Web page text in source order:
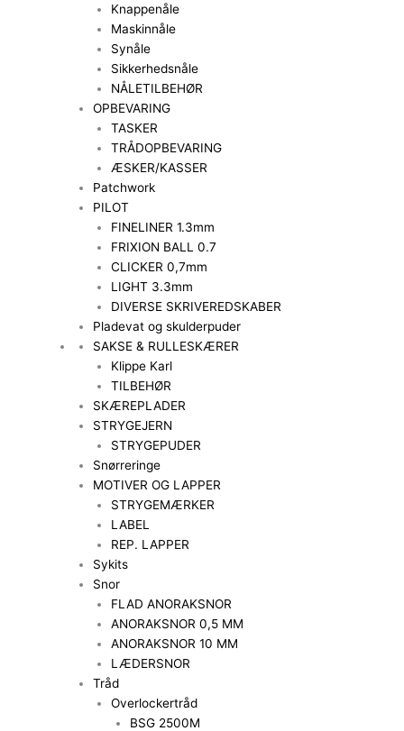
Knappenåle
Maskinnåle
Synåle
Sikkerhedsnåle
NÅLETILBEHØR
OPBEVARING
TASKER
TRÅDOPBEVARING
ÆSKER/KASSER
Patchwork
PILOT
FINELINER 1.3mm
FRIXION BALL 0.7
CLICKER 0,7mm
LIGHT 3.3mm
DIVERSE SKRIVEREDSKABER
Pladevat og skulderpuder
SAKSE & RULLESKÆRER
Klippe Karl
TILBEHØR
SKÆREPLADER
STRYGEJERN
STRYGEPUDER
Snørreringe
MOTIVER OG LAPPER
STRYGEMÆRKER
LABEL
REP. LAPPER
Sykits
Snor
FLAD ANORAKSNOR
ANORAKSNOR 0,5 MM
ANORAKSNOR 10 MM
LÆDERSNOR
Tråd
Overlockertråd
BSG 2500M